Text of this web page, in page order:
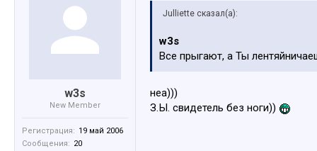
w3s
New Member
Регистрация: 19 май 2006
Сообщения: 20
Julliette сказал(а):
w3s
Все прыгают, а Ты
неа)))
З.Ы. свидетель без ноги))